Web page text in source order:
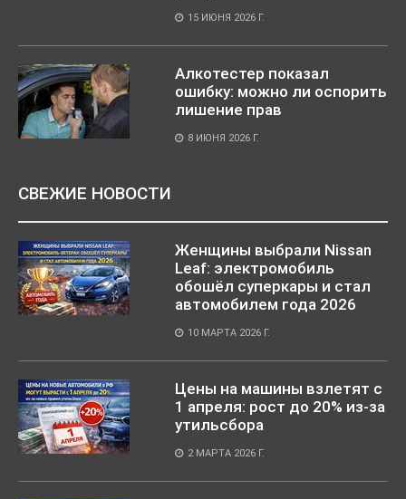
15 ИЮНЯ 2026 Г.
Алкотестер показал
ошибку: можно ли оспорить
лишение прав
8 ИЮНЯ 2026 Г.
СВЕЖИЕ НОВОСТИ
Женщины выбрали Nissan
Leaf: электромобиль
обошёл суперкары и стал
автомобилем года 2026
10 МАРТА 2026 Г.
Цены на машины взлетят с
1 апреля: рост до 20% из-за
утильсбора
2 МАРТА 2026 Г.